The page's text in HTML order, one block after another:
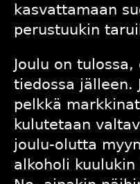
kasvattamaan
perustuukin
Joulu on
tiedossa jälleen.
pelkkä
kulutetaan
joulu-olutta
alkoholi